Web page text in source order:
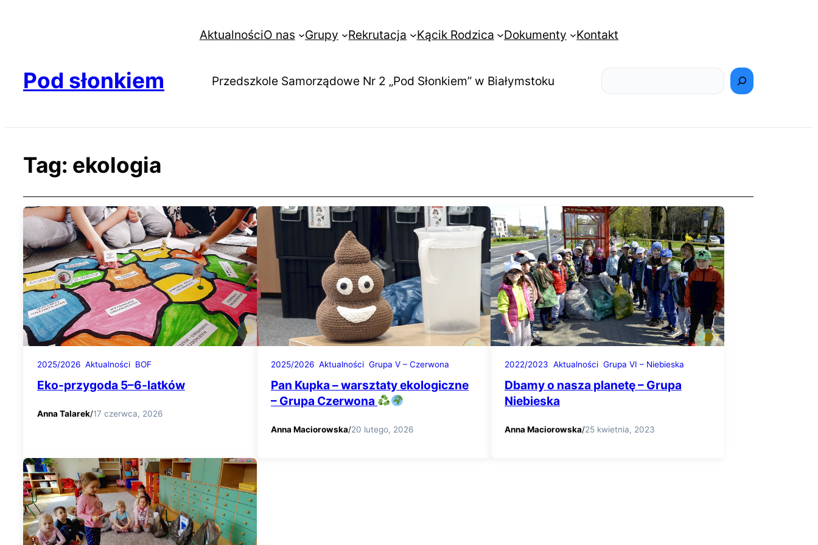
AktualnościO nas Grupy Rekrutacja Kącik Rodzica Dokumenty Kontakt
Pod słonkiem Przedszkole Samorządowe Nr 2 „Pod Słonkiem” w Białymstoku
Tag: ekologia
2025/2026 Aktualności BOF
Eko-przygoda 5–6-latków
Anna Talarek/17 czerwca, 2026
2025/2026 Aktualności Grupa V – Czerwona
Pan Kupka – warsztaty ekologiczne
– Grupa Czerwona
Anna Maciorowska/20 lutego, 2026
2022/2023 Aktualności Grupa VI – Niebieska
Dbamy o nasza planetę – Grupa
Niebieska
Anna Maciorowska/25 kwietnia, 2023